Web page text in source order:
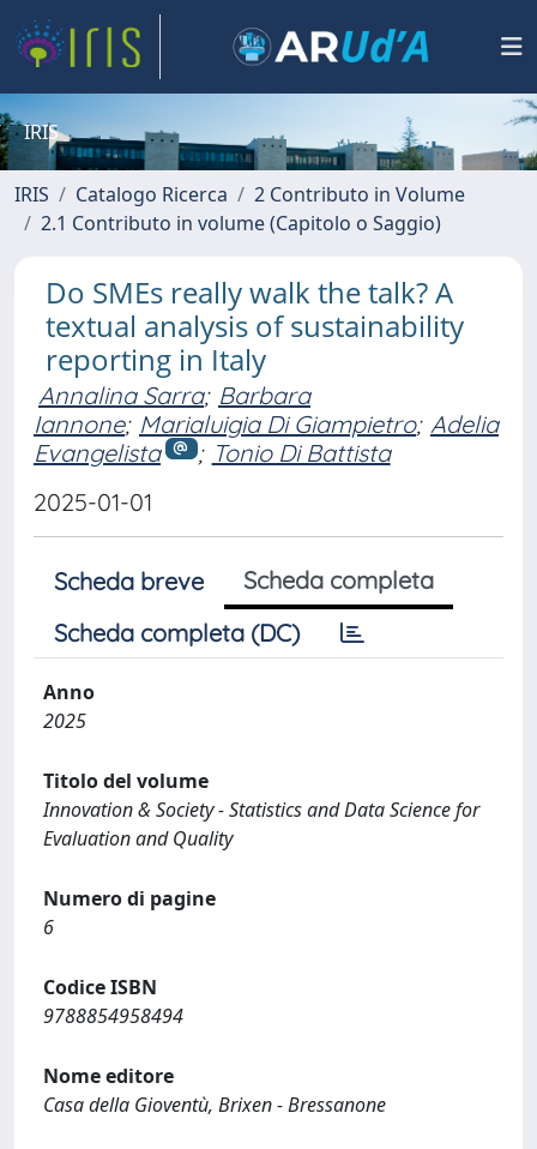
IRIS
IRIS Catalogo Ricerca
2 Contributo in Volume
2.1 Contributo in volume (Capitolo o Saggio)
Do SMEs really walk the talk? A
textual analysis of sustainability
reporting in Italy
Annalina Sarra; Barbara
Iannone; Marialuigia Di Giampietro; Adelia
Evangelista
; Tonio Di Battista
2025-01-01
Scheda breve
Scheda completa
Scheda completa (DC)
Anno
2025
Titolo del volume
Innovation & Society - Statistics and Data Science for
Evaluation and Quality
Numero di pagine
6
Codice ISBN
9788854958494
Nome editore
Casa della Gioventù, Brixen - Bressanone